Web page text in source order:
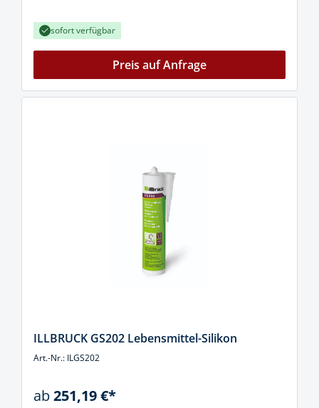
sofort verfügbar
Preis auf Anfrage
ILLBRUCK GS202 Lebensmittel-Silikon
Art.-Nr.: ILGS202
ab251,19 €*